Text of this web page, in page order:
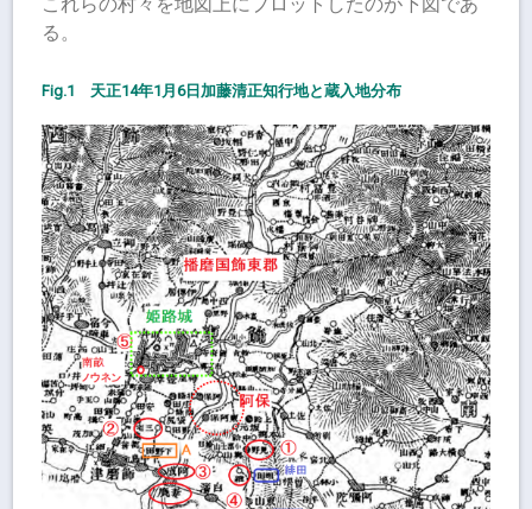
る。
Fig.1 天正14年1月6日加藤清正知行地と蔵入地分布